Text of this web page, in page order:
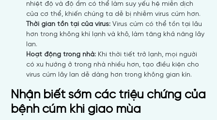
nhiệt độ và độ ẩm có thể làm suy yếu hệ miễn dịch
của cơ thể, khiến chúng ta dễ bị nhiễm virus cúm hơn.
Thời gian tồn tại của virus: Virus cúm có thể tồn tại lâu
hơn trong không khí lạnh và khô, làm tăng khả năng lây
lan.
Hoạt động trong nhà: Khi thời tiết trở lạnh, mọi người
có xu hướng ở trong nhà nhiều hơn, tạo điều kiện cho
virus cúm lây lan dễ dàng hơn trong không gian kín.
Nhận biết sớm các triệu chứng của
bệnh cúm khi giao mùa